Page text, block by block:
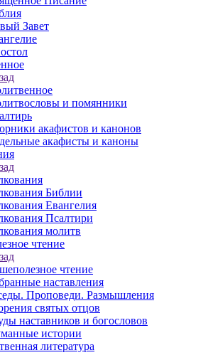
Завет
и помянники
акафистов и канонов
акафисты и каноны
Библии
Евангелия
Псалтири
молитв
чтение
чтение
наставления
Проповеди. Размышления
святых отцов
наставников и богословов
истории
литература